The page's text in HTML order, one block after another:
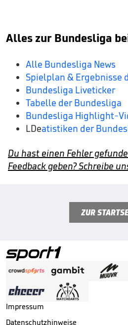
Alles zur Bundesliga bei
Alle Bundesliga News
Spielplan & Ergebnisse
Bundesliga Liveticker
Tabelle der Bundesliga
Bundesliga Highlight-
LDeatistiken der
Du hast einen Fehler
Feedback geben? Schreibe
ZUR
Impressum
Datenschutzhinweise